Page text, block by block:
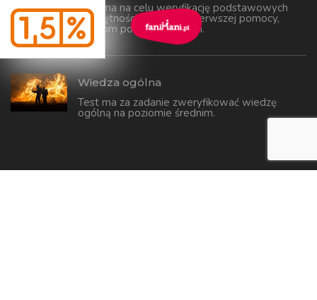
Kurs ma na celu weryfikację podstawowych
umiejętności udzielania pierwszej pomocy,
osobom poszkodowanym.
Wiedza ogólna
Test ma za zadanie zweryfikować wiedzę
ogólną na poziomie średnim.